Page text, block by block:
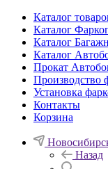
Каталог
Каталог
Каталог
Каталог
Прокат
Производство
Установка
Контакты
Корзина
Назад